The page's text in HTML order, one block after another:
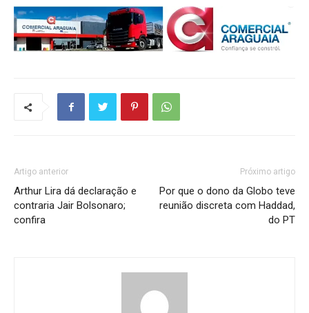
Artigo anterior
Arthur Lira dá declaração e
contraria Jair Bolsonaro;
confira
Próximo artigo
Por que o dono da Globo teve
reunião discreta com Haddad,
do PT